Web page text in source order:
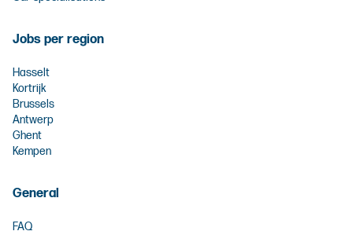
Jobs per region
Hasselt
Kortrijk
Brussels
Antwerp
Ghent
Kempen
General
FAQ